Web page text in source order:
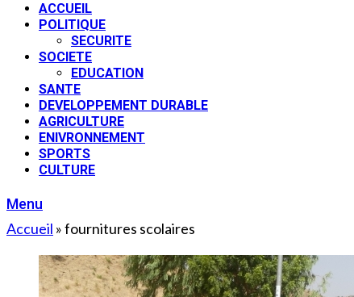
ACCUEIL
POLITIQUE
SECURITE
SOCIETE
EDUCATION
SANTE
DEVELOPPEMENT DURABLE
AGRICULTURE
ENIVRONNEMENT
SPORTS
CULTURE
Menu
Accueil »fournitures scolaires